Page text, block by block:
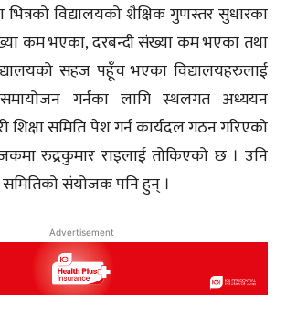
भित्रको विद्यालयको शैक्षिक गुणस्तर सुधारका
कम भएका, दरबन्दी संख्या कम भएका तथा
सहज पहूँच भएका विद्यालयहरुलाई
गर्नका लागि स्थलगत अध्ययन
शिक्षा समिति पेश गर्न कार्यदल गठन गरिएको
रुद्रकुमार राइलाई तोकिएको छ । उनि
संयोजक पनि हुन् ।
Advertisement